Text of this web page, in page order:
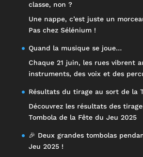
classe, non ?
Une nappe, c’est juste un
Pas chez Sélénium !
Quand la musique se joue…
Chaque 21 juin, les rues vibrent
instruments, des voix et des
Résultats du tirage au sort de la
Découvrez les résultats des
Tombola de la Fête du Jeu 2025
🎉 Deux grandes tombolas
Jeu 2025 !